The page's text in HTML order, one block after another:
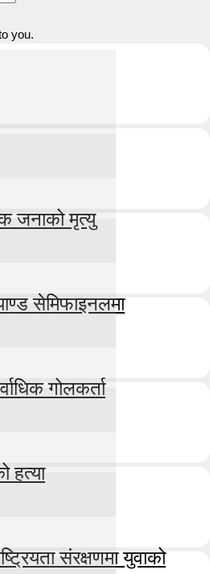
you.
जनाको मृत्यु
सेमिफाइनलमा
गोलकर्ता
हत्या
संरक्षणमा युवाको